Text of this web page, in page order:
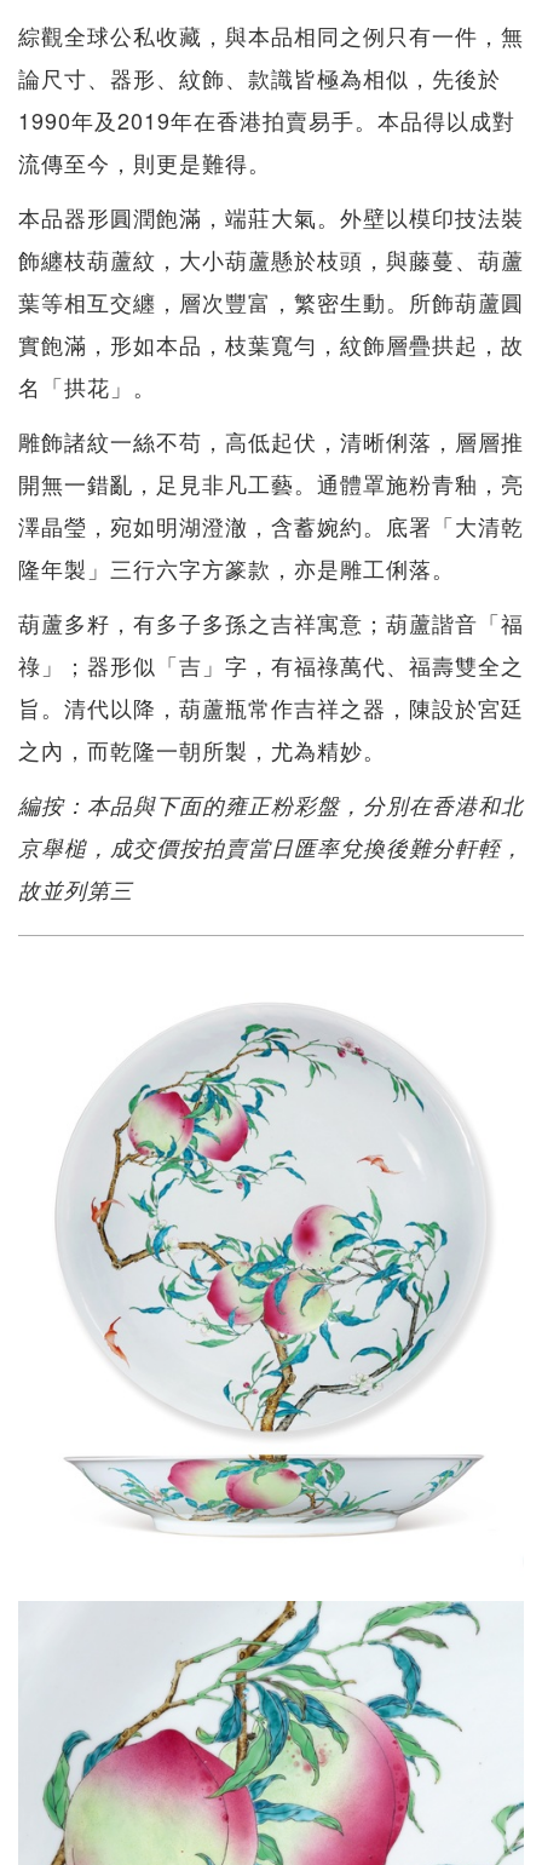
綜觀全球公私收藏，與本品相同之例只有一件，無
論尺寸、器形、紋飾、款識皆極為相似，先後於
1990年及2019年在香港拍賣易手。本品得以成對
流傳至今，則更是難得。
本品器形圓潤飽滿，端莊大氣。外壁以模印技法裝
飾纏枝葫蘆紋，大小葫蘆懸於枝頭，與藤蔓、葫蘆
葉等相互交纏，層次豐富，繁密生動。所飾葫蘆圓
實飽滿，形如本品，枝葉寬勻，紋飾層疊拱起，故
名「拱花」。
雕飾諸紋一絲不苟，高低起伏，清晰俐落，層層推
開無一錯亂，足見非凡工藝。通體罩施粉青釉，亮
澤晶瑩，宛如明湖澄澈，含蓄婉約。底署「大清乾
隆年製」三行六字方篆款，亦是雕工俐落。
葫蘆多籽，有多子多孫之吉祥寓意；葫蘆諧音「福
祿」；器形似「吉」字，有福祿萬代、福壽雙全之
旨。清代以降，葫蘆瓶常作吉祥之器，陳設於宮廷
之內，而乾隆一朝所製，尤為精妙。
編按：本品與下面的雍正粉彩盤，分別在香港和北
京舉槌，成交價按拍賣當日匯率兌換後難分軒輊，
故並列第三